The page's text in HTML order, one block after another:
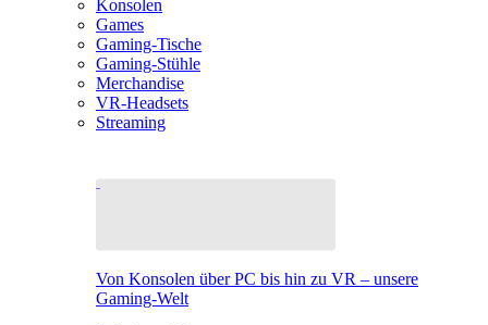
Konsolen
Games
Gaming-Tische
Gaming-Stühle
Merchandise
VR-Headsets
Streaming
Von Konsolen über PC bis hin zu VR – unsere
Gaming-Welt